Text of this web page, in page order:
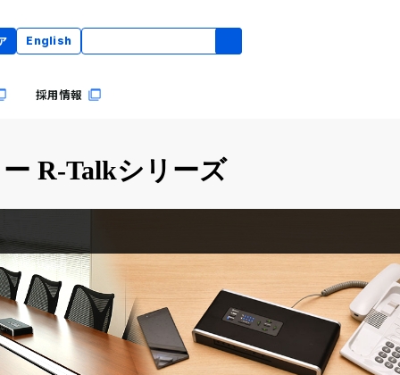
English
採用情報
R-Talkシリーズ